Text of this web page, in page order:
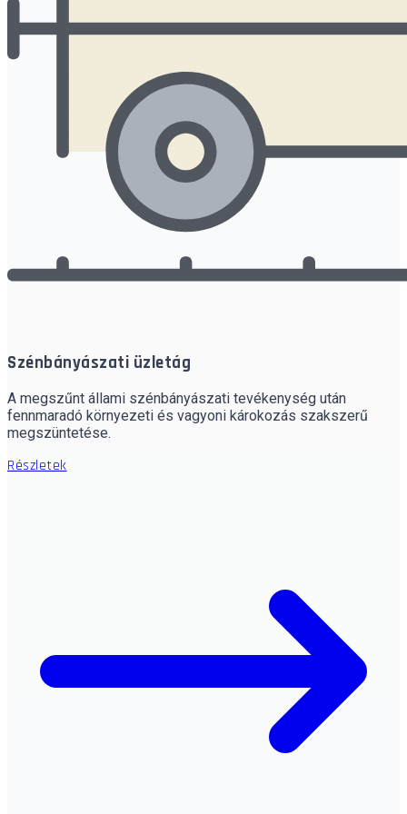
Szénbányászati üzletág
A megszűnt állami szénbányászati tevékenység után
fennmaradó környezeti és vagyoni károkozás szakszerű
megszüntetése.
Részletek